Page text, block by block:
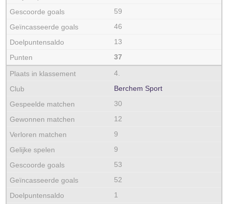
59
46
13
37
4.
Berchem Sport
30
12
9
9
53
52
1